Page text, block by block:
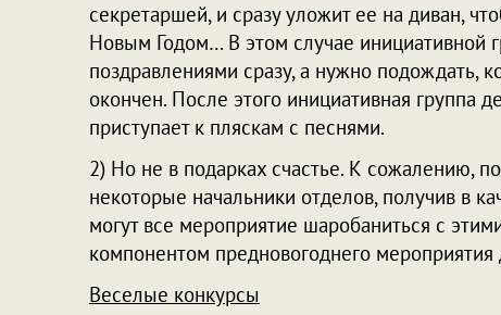
секретаршей, и сразу уложит ее на диван,
Новым Годом… В этом случае инициативной
поздравлениями сразу, а нужно подождать,
окончен. После этого инициативная группа
приступает к пляскам с песнями.
2) Но не в подарках счастье. К сожалению,
некоторые начальники отделов, получив в
могут все мероприятие шаробаниться с
компонентом предновогоднего
Веселые конкурсы